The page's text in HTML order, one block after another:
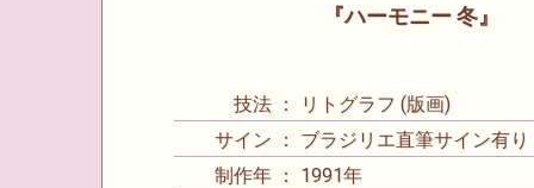
『ハーモニー 冬』
技法 ： リトグラフ (版画)
サイン ： ブラジリエ直筆サイン有り
制作年 ： 1991年